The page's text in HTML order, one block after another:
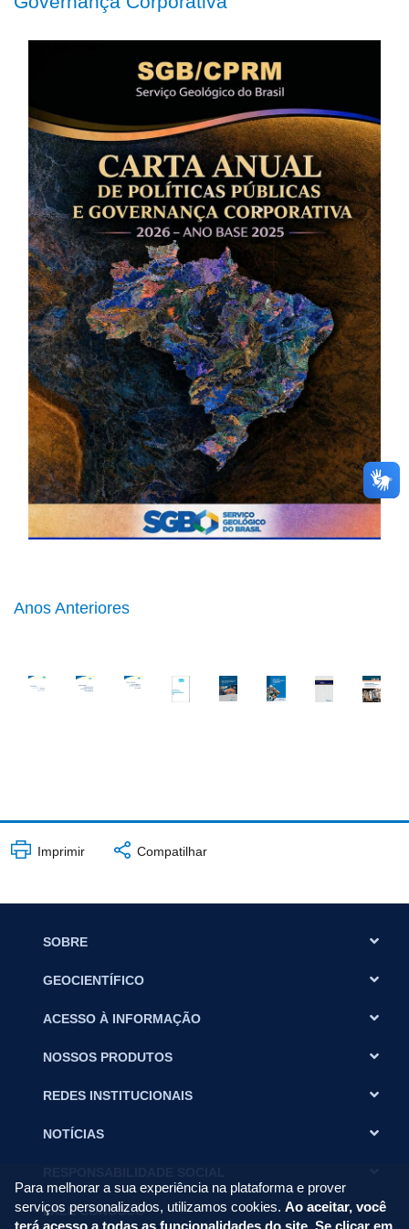
Anos Anteriores
Imprimir Compatilhar
SOBRE
GEOCIENTÍFICO
ACESSO À INFORMAÇÃO
NOSSOS PRODUTOS
REDES INSTITUCIONAIS
NOTÍCIAS
FALE CONOSCO
Para melhorar a sua experiência na plataforma e prover
serviços personalizados, utilizamos cookies. Ao aceitar, você